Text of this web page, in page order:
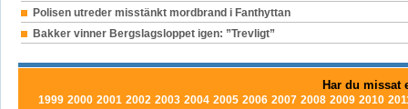
Polisen utreder misstänkt mordbrand i Fanthyttan
Bakker vinner Bergslagsloppet igen: ”Trevligt”
Har du missat
1999 2000 2001 2002 2003 2004 2005 2006 2007 2008 2009 2010